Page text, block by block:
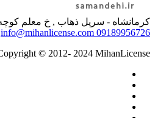
کرمانشاه - سرپل ذهاب , خ معلم کوچه
09189956726
info@mihanlicense.com
© 2012- 2024 MihanLicense